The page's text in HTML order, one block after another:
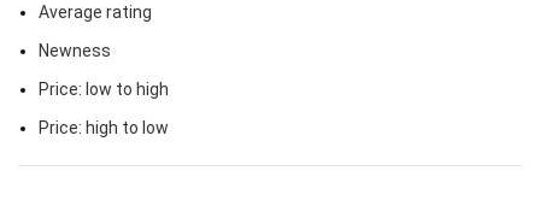
Average rating
Newness
Price: low to high
Price: high to low